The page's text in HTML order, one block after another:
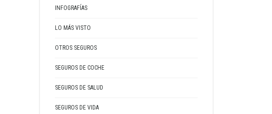
INFOGRAFÍAS
LO MÁS VISTO
OTROS SEGUROS
SEGUROS DE COCHE
SEGUROS DE SALUD
SEGUROS DE VIDA